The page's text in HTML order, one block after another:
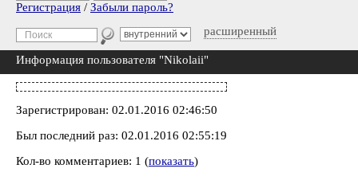
расширенный
Регистрация / Забыли пароль?
Информация пользователя "Nikolaii"
Зарегистрирован: 02.01.2016 02:46:50
Был последний раз: 02.01.2016 02:55:19
Кол-во комментариев: 1 (показать)